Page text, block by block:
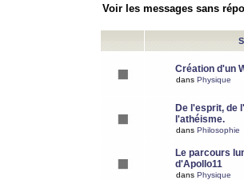
Voir les messages sans
Création d'un
dans Physique
De l'esprit, de
l'athéisme.
dans Philosophie
Le parcours
d'Apollo11
dans Physique